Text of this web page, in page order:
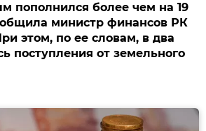
пополнился более чем на 19
министр финансов РК
этом, по ее словам, в два
поступления от земельного